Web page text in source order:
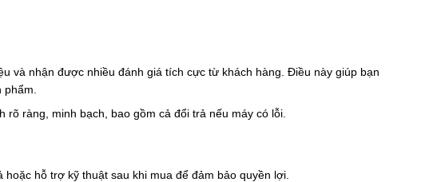
và nhận được nhiều đánh giá tích cực từ khách hàng. Điều này giúp bạn
ràng, minh bạch, bao gồm cả đổi trả nếu máy có lỗi.
hỗ trợ kỹ thuật sau khi mua để đảm bảo quyền lợi.